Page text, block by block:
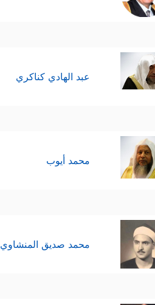
عبد الهادي كناكري
محمد أيوب
محمد صديق المنشاوي